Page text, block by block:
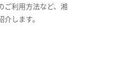
ご利用方法など、湘
します。